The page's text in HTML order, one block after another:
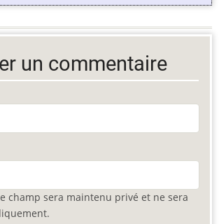
un commentaire
champ sera maintenu privé et ne sera